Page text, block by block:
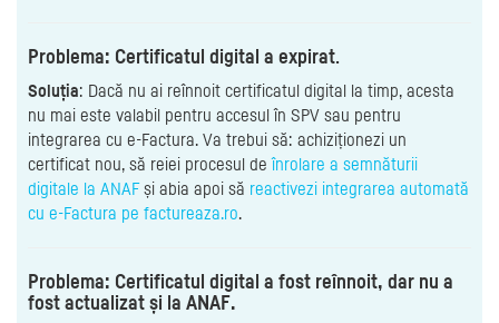
Problema: Certificatul digital a expirat.
Soluția: Dacă nu ai reînnoit certificatul digital la timp, acesta
nu mai este valabil pentru accesul în SPV sau pentru
integrarea cu e-Factura. Va trebui să: achiziționezi un
certificat nou, să reiei procesul deînrolare a semnăturii
digitale la ANAFși abia apoi să reactivezi integrarea automată
cu e-Factura pe factureaza.ro.
Problema: Certificatul digital a fost reînnoit, dar nu a
fost actualizat și la ANAF.